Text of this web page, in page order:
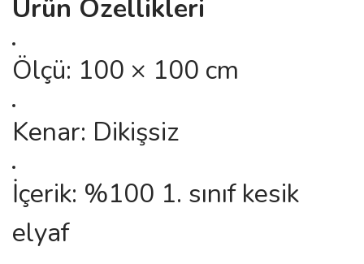
Ürün Özellikleri
Ölçü: 100 × 100 cm
Kenar: Dikişsiz
İçerik: %100 1. sınıf kesik
elyaf